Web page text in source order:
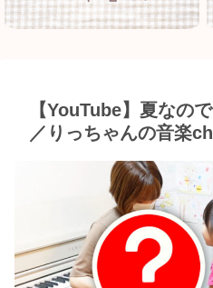
【YouTube】夏なの
／りっちゃんの音楽